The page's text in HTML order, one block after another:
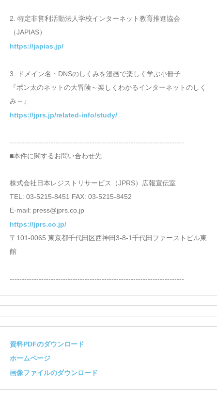
2. 特定非営利活動法人学校インターネット教育推進協会
（JAPIAS）
https://japias.jp/
3. ドメイン名・DNSのしくみを漫画で楽しく学ぶ小冊子
『ポン太のネットの大冒険～楽しくわかるインターネットのしく
み～』
https://jprs.jp/related-info/study/
------------------------------------------------------------------------
■本件に関するお問い合わせ先
株式会社日本レジストリサービス（JPRS）広報宣伝室
TEL: 03-5215-8451 FAX: 03-5215-8452
E-mail: press@jprs.co.jp
https://jprs.co.jp/
〒101-0065 東京都千代田区西神田3-8-1千代田ファーストビル東
館
------------------------------------------------------------------------
資料PDFのダウンロード
ホームページ
画像ファイルのダウンロード